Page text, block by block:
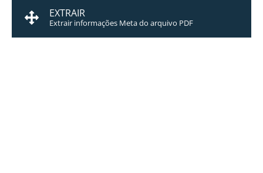
EXTRAIR
Extrair informações Meta do arquivo PDF